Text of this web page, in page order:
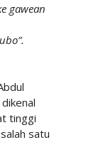
gawean
tinggi
satu